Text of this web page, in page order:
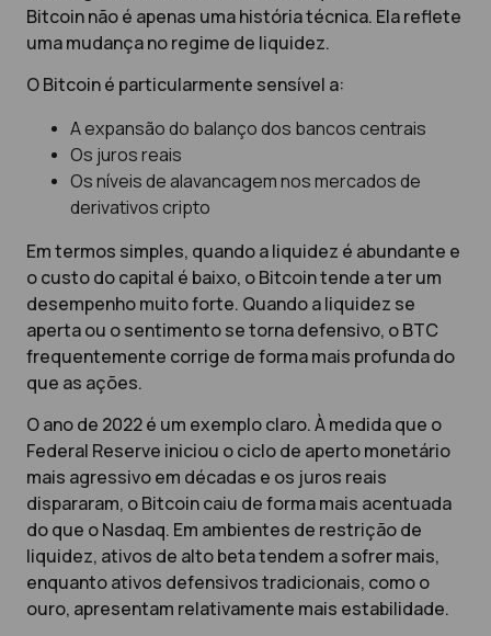
Bitcoin não é apenas uma história técnica. Ela reflete
uma mudança no regime de liquidez.
O Bitcoin é particularmente sensível a:
A expansão do balanço dos bancos centrais
Os juros reais
Os níveis de alavancagem nos mercados de
derivativos cripto
Em termos simples, quando a liquidez é abundante e
o custo do capital é baixo, o Bitcoin tende a ter um
desempenho muito forte. Quando a liquidez se
aperta ou o sentimento se torna defensivo, o BTC
frequentemente corrige de forma mais profunda do
que as ações.
O ano de 2022 é um exemplo claro. À medida que o
Federal Reserve iniciou o ciclo de aperto monetário
mais agressivo em décadas e os juros reais
dispararam, o Bitcoin caiu de forma mais acentuada
do que o Nasdaq. Em ambientes de restrição de
liquidez, ativos de alto beta tendem a sofrer mais,
enquanto ativos defensivos tradicionais, como o
ouro, apresentam relativamente mais estabilidade.